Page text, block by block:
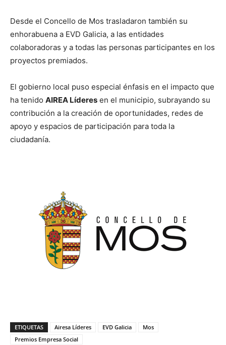
Desde el Concello de Mos trasladaron también su
enhorabuena a EVD Galicia, a las entidades
colaboradoras y a todas las personas participantes en los
proyectos premiados.
El gobierno local puso especial énfasis en el impacto que
ha tenido AIREA Líderes en el municipio, subrayando su
contribución a la creación de oportunidades, redes de
apoyo y espacios de participación para toda la
ciudadanía.
ETIQUETAS Airesa Líderes EVD Galicia
Mos
Premios Empresa Social